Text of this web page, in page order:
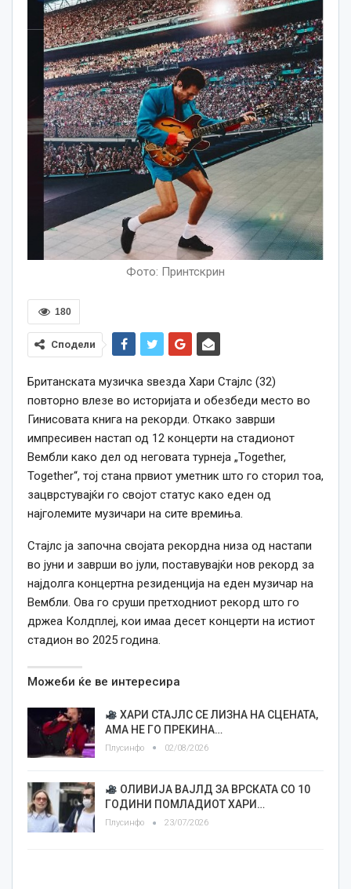
Фото: Принтскрин
180
Сподели
Британската музичка ѕвезда Хари Стајлс (32)
повторно влезе во историјата и обезбеди место во
Гинисовата книга на рекорди. Откако заврши
импресивен настап од 12 концерти на стадионот
Вембли како дел од неговата турнеја „Together,
Together“, тој стана првиот уметник што го сторил тоа,
зацврстувајќи го својот статус како еден од
најголемите музичари на сите времиња.
Стајлс ја започна својата рекордна низа од настапи
во јуни и заврши во јули, поставувајќи нов рекорд за
најдолга концертна резиденција на еден музичар на
Вембли. Ова го сруши претходниот рекорд што го
држеа Колдплеј, кои имаа десет концерти на истиот
стадион во 2025 година.
Можеби ќе ве интересира
ХАРИ СТАЈЛС СЕ ЛИЗНА НА СЦЕНАТА,
АМА НЕ ГО ПРЕКИНА…
Плусинфо 02/08/2026
ОЛИВИЈА ВАЈЛД ЗА ВРСКАТА СО 10
ГОДИНИ ПОМЛАДИОТ ХАРИ…
Плусинфо 23/07/2026